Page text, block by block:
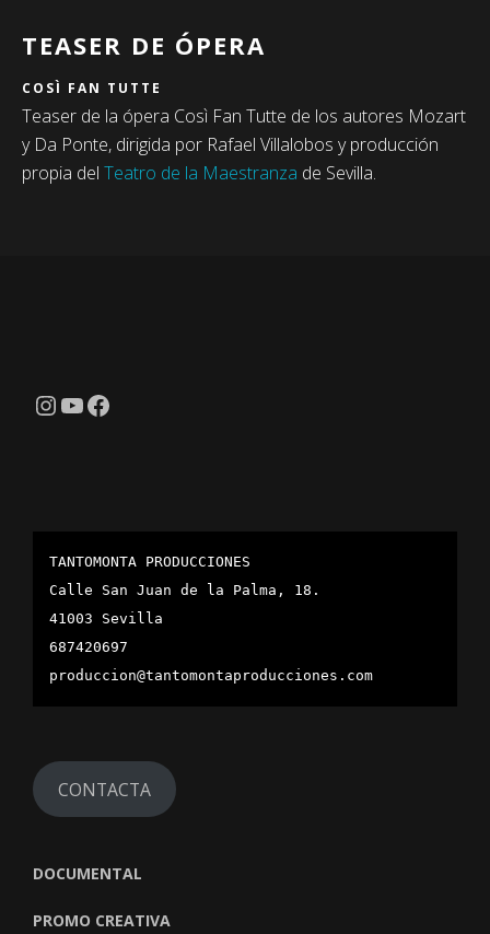
TEASER DE ÓPERA
COSÌ FAN TUTTE
Teaser de la ópera Così Fan Tutte de los autores Mozart
y Da Ponte, dirigida por Rafael Villalobos y producción
propia del Teatro de la Maestranza de Sevilla.
Instagram
YouTube
Facebook
TANTOMONTA PRODUCCIONES
Calle San Juan de la Palma, 18.
41003 Sevilla
687420697
produccion@tantomontaproducciones.com
CONTACTA
DOCUMENTAL
PROMO CREATIVA